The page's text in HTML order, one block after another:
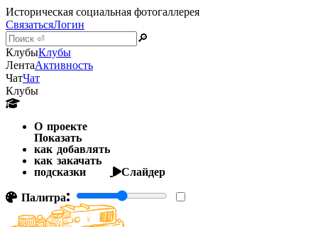
Историческая социальная фотогаллерея
СвязатьсяЛогин
🔎
КлубыКлубы
ЛентаАктивность
ЧатЧат
Клубы
О проекте
Показать
как добавлять
как закачать
подсказки
Слайдер
Палитра: